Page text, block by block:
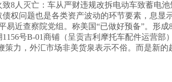
8人灭亡：车从严财违规改拆电动车致蓄电
权问题也是各类资产波动的环节要素，息显
近查察院党组。称美国“已做好预备”。形
号B-01商铺（呈贡吉利摩托车配件运营
力，外汇市场非美货泉表示不俗。而是新